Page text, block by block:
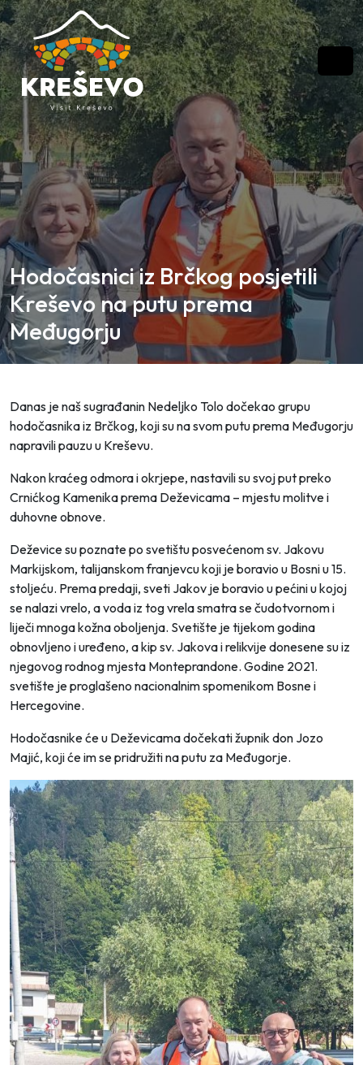
Skip to content
Skip to footer
Hodočasnici iz Brčkog posjetili
Kreševo na putu prema
Međugorju
Danas je naš sugrađanin Nedeljko Tolo dočekao grupu
hodočasnika iz Brčkog, koji su na svom putu prema Međugorju
napravili pauzu u Kreševu.
Nakon kraćeg odmora i okrjepe, nastavili su svoj put preko
Crnićkog Kamenika prema Deževicama – mjestu molitve i
duhovne obnove.
Deževice su poznate po svetištu posvećenom sv. Jakovu
Markijskom, talijanskom franjevcu koji je boravio u Bosni u 15.
stoljeću. Prema predaji, sveti Jakov je boravio u pećini u kojoj
se nalazi vrelo, a voda iz tog vrela smatra se čudotvornom i
liječi mnoga kožna oboljenja. Svetište je tijekom godina
obnovljeno i uređeno, a kip sv. Jakova i relikvije donesene su iz
njegovog rodnog mjesta Monteprandone. Godine 2021.
svetište je proglašeno nacionalnim spomenikom Bosne i
Hercegovine.
Hodočasnike će u Deževicama dočekati župnik don Jozo
Majić, koji će im se pridružiti na putu za Međugorje.